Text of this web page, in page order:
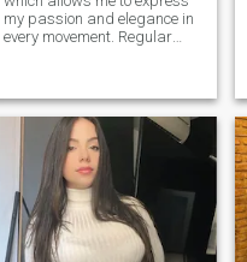
my passion and elegance in
every movement. Regular
my true passions, I love
discovering new cultures and
experimenting wit